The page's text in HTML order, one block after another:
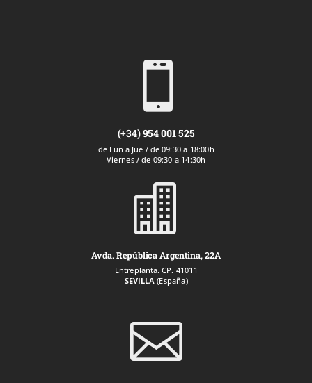

(+34) 954 001 525
de Lun a Jue / de 09:30 a 18:00h
Viernes / de 09:30 a 14:30h

Avda. República Argentina, 22A
Entreplanta. CP. 41011
SEVILLA (España)
